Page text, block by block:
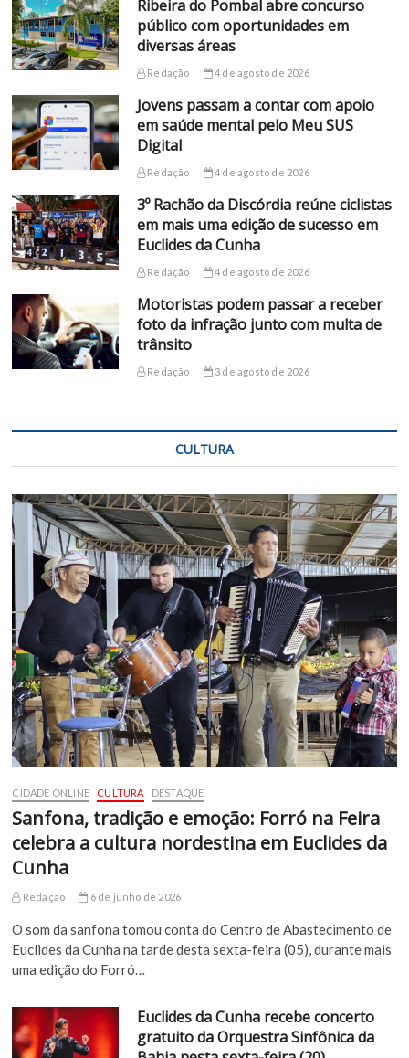
Ribeira do Pombal abre concurso
público com oportunidades em
diversas áreas
Redação 4 de agosto de 2026
Jovens passam a contar com apoio
em saúde mental pelo Meu SUS
Digital
Redação 4 de agosto de 2026
3º Rachão da Discórdia reúne ciclistas
em mais uma edição de sucesso em
Euclides da Cunha
Redação 4 de agosto de 2026
Motoristas podem passar a receber
foto da infração junto com multa de
trânsito
Redação 3 de agosto de 2026
CULTURA
CIDADE ONLINE CULTURA DESTAQUE
Sanfona, tradição e emoção: Forró na Feira
celebra a cultura nordestina em Euclides da
Cunha
Redação 6 de junho de 2026
O som da sanfona tomou conta do Centro de Abastecimento de
Euclides da Cunha na tarde desta sexta-feira (05), durante mais
uma edição do Forró…
Euclides da Cunha recebe concerto
gratuito da Orquestra Sinfônica da